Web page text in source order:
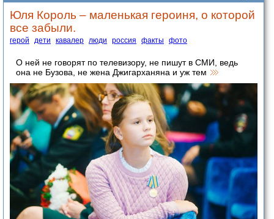
Юля Король – маленькая героиня, о которой
все забыли.
герой дети кавалер люди россия факты фото
О ней не говорят по телевизору, не пишут в СМИ, ведь
она не Бузова, не жена Джигарханяна и уж тем